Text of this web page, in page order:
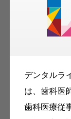
デンタルラ
は、歯科医
歯科医療従
科衛生士
容のメー